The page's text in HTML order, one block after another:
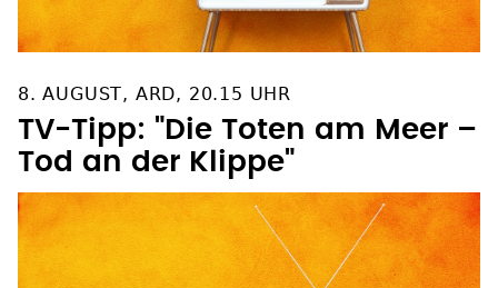
8. AUGUST, ARD, 20.15 UHR
TV-Tipp: "Die Toten am Meer –
Tod an der Klippe"